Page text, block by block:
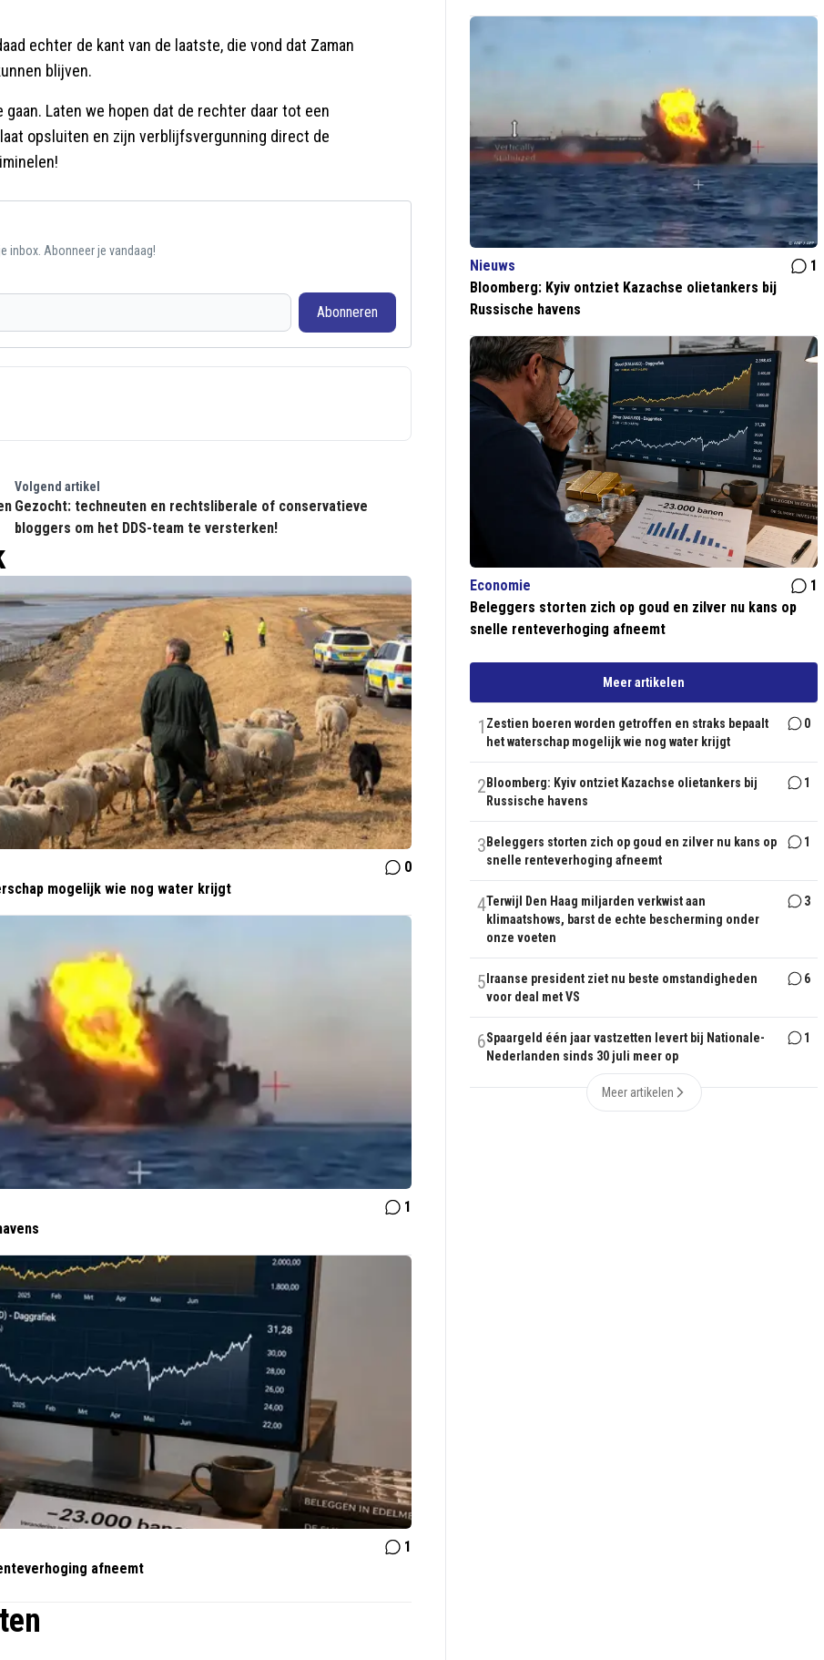
echter de kant van de laatste, die vond dat Zaman
blijven.
Laten we hopen dat de rechter daar tot een
opsluiten en zijn verblijfsvergunning direct de
inbox. Abonneer je vandaag!
Abonneren
Volgend artikel
Gezocht: techneuten en rechtsliberale of conservatieve
bloggers om het DDS-team te versterken!
0
mogelijk wie nog water krijgt
1
1
afneemt
Nieuws
1
Bloomberg: Kyiv ontziet Kazachse olietankers bij
Russische havens
Economie
1
Beleggers storten zich op goud en zilver nu kans op
snelle renteverhoging afneemt
Meer artikelen
1 Zestien boeren worden getroffen en straks bepaalt
het waterschap mogelijk wie nog water krijgt
0
2 Bloomberg: Kyiv ontziet Kazachse olietankers bij
Russische havens
1
3 Beleggers storten zich op goud en zilver nu kans op
snelle renteverhoging afneemt
1
4Terwijl Den Haag miljarden verkwist aan
klimaatshows, barst de echte bescherming onder
onze voeten
3
5 Iraanse president ziet nu beste omstandigheden
voor deal met VS
6
6Spaargeld één jaar vastzetten levert bij Nationale-
Nederlanden sinds 30 juli meer op
1
Meer artikelen